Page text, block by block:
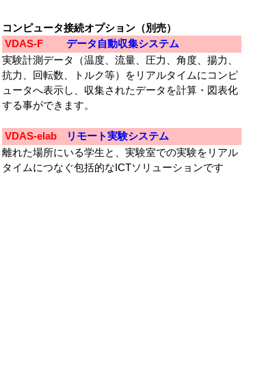
コンピュータ接続オプション（別売）
VDAS-F
データ自動収集システム
実験計測データ（温度、流量、圧力、角度、揚力、
抗力、回転数、トルク等）をリアルタイムにコンピ
ュータへ表示し、収集されたデータを計算・図表化
する事ができます。
VDAS-elab
リモート実験システム
離れた場所にいる学生と、実験室での実験をリアル
タイムにつなぐ包括的なICTソリューションです